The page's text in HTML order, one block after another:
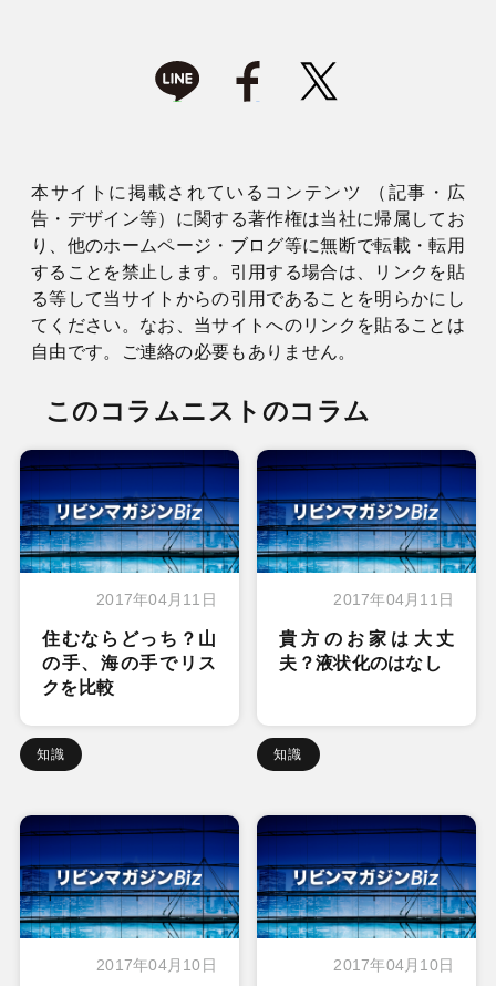
本サイトに掲載されているコンテンツ （記事・広
告・デザイン等）に関する著作権は当社に帰属してお
り、他のホームページ・ブログ等に無断で転載・転用
することを禁止します。引用する場合は、リンクを貼
る等して当サイトからの引用であることを明らかにし
てください。なお、当サイトへのリンクを貼ることは
自由です。ご連絡の必要もありません。
このコラムニストのコラム
2017年04月11日
住むならどっち？山
の手、海の手でリス
クを比較
知識
2017年04月11日
貴方のお家は大丈
夫？液状化のはなし
知識
2017年04月10日 2017年04月10日